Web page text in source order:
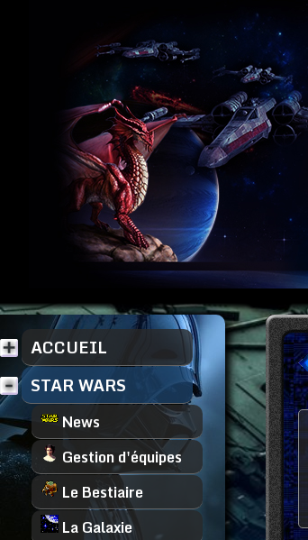
ACCUEIL
STAR WARS
News
Gestion d'équipes
Le Bestiaire
La Galaxie